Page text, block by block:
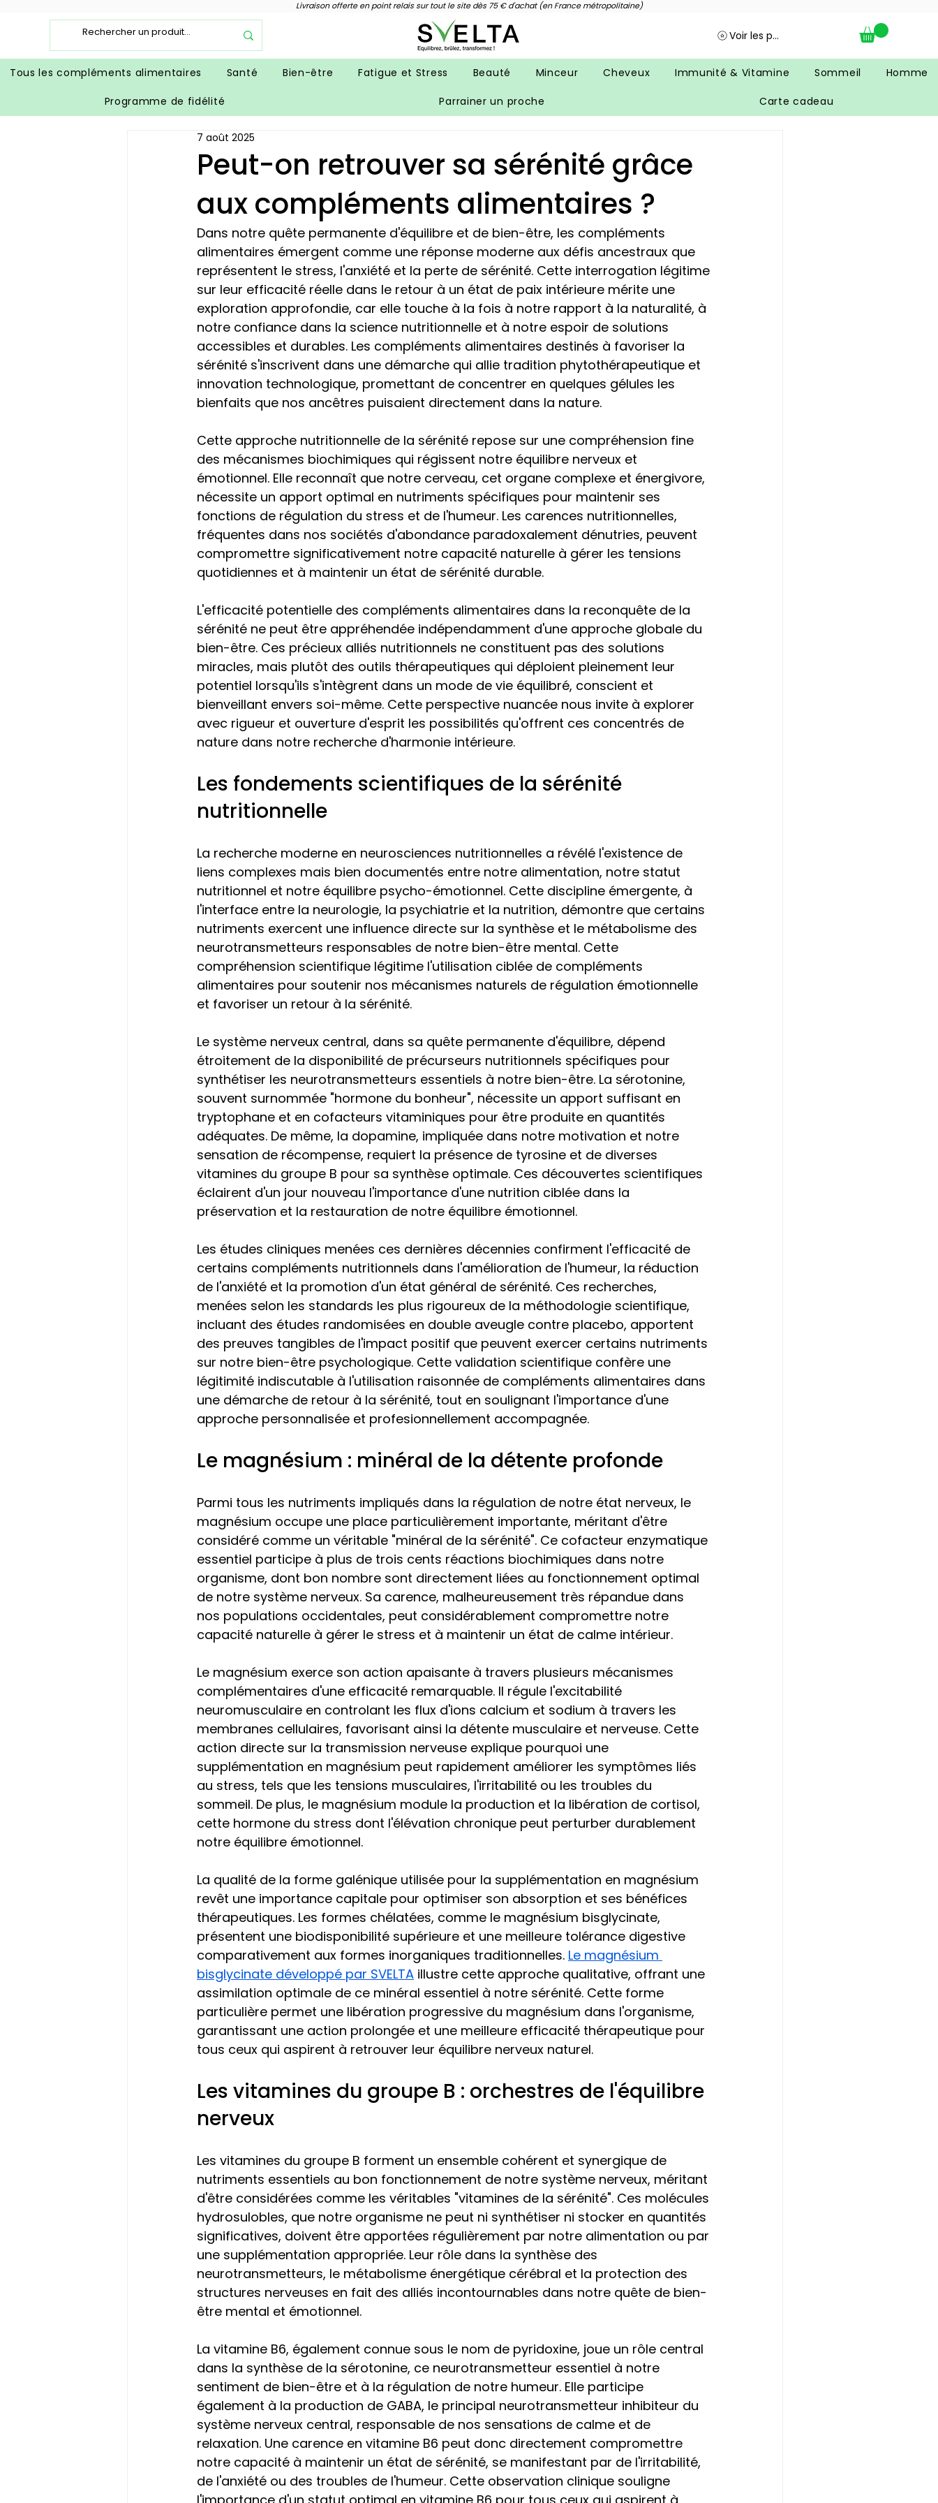
Livraison offerte en point relais sur tout le site dès 75 € d'achat (en France métropolitaine)
Voir les points
Tous les compléments alimentaires Santé Bien-être Fatigue et Stress Beauté Minceur Cheveux Immunité & Vitamine Sommeil Homme
Programme de fidélité Parrainer un proche Carte cadeau
Peut-on retrouver sa sérénité grâce
aux compléments alimentaires ?
7 août 2025
Dans notre quête permanente d'équilibre et de bien-être, les compléments
alimentaires émergent comme une réponse moderne aux défis ancestraux que
représentent le stress, l'anxiété et la perte de sérénité. Cette interrogation légitime
sur leur efficacité réelle dans le retour à un état de paix intérieure mérite une
exploration approfondie, car elle touche à la fois à notre rapport à la naturalité, à
notre confiance dans la science nutritionnelle et à notre espoir de solutions
accessibles et durables. Les compléments alimentaires destinés à favoriser la
sérénité s'inscrivent dans une démarche qui allie tradition phytothérapeutique et
innovation technologique, promettant de concentrer en quelques gélules les
bienfaits que nos ancêtres puisaient directement dans la nature.
Cette approche nutritionnelle de la sérénité repose sur une compréhension fine
des mécanismes biochimiques qui régissent notre équilibre nerveux et
émotionnel. Elle reconnaît que notre cerveau, cet organe complexe et énergivore,
nécessite un apport optimal en nutriments spécifiques pour maintenir ses
fonctions de régulation du stress et de l'humeur. Les carences nutritionnelles,
fréquentes dans nos sociétés d'abondance paradoxalement dénutries, peuvent
compromettre significativement notre capacité naturelle à gérer les tensions
quotidiennes et à maintenir un état de sérénité durable.
L'efficacité potentielle des compléments alimentaires dans la reconquête de la
sérénité ne peut être appréhendée indépendamment d'une approche globale du
bien-être. Ces précieux alliés nutritionnels ne constituent pas des solutions
miracles, mais plutôt des outils thérapeutiques qui déploient pleinement leur
potentiel lorsqu'ils s'intègrent dans un mode de vie équilibré, conscient et
bienveillant envers soi-même. Cette perspective nuancée nous invite à explorer
avec rigueur et ouverture d'esprit les possibilités qu'offrent ces concentrés de
nature dans notre recherche d'harmonie intérieure.
Les fondements scientifiques de la sérénité
nutritionnelle
La recherche moderne en neurosciences nutritionnelles a révélé l'existence de
liens complexes mais bien documentés entre notre alimentation, notre statut
nutritionnel et notre équilibre psycho-émotionnel. Cette discipline émergente, à
l'interface entre la neurologie, la psychiatrie et la nutrition, démontre que certains
nutriments exercent une influence directe sur la synthèse et le métabolisme des
neurotransmetteurs responsables de notre bien-être mental. Cette
compréhension scientifique légitime l'utilisation ciblée de compléments
alimentaires pour soutenir nos mécanismes naturels de régulation émotionnelle
et favoriser un retour à la sérénité.
Le système nerveux central, dans sa quête permanente d'équilibre, dépend
étroitement de la disponibilité de précurseurs nutritionnels spécifiques pour
synthétiser les neurotransmetteurs essentiels à notre bien-être. La sérotonine,
souvent surnommée "hormone du bonheur", nécessite un apport suffisant en
tryptophane et en cofacteurs vitaminiques pour être produite en quantités
adéquates. De même, la dopamine, impliquée dans notre motivation et notre
sensation de récompense, requiert la présence de tyrosine et de diverses
vitamines du groupe B pour sa synthèse optimale. Ces découvertes scientifiques
éclairent d'un jour nouveau l'importance d'une nutrition ciblée dans la
préservation et la restauration de notre équilibre émotionnel.
Les études cliniques menées ces dernières décennies confirment l'efficacité de
certains compléments nutritionnels dans l'amélioration de l'humeur, la réduction
de l'anxiété et la promotion d'un état général de sérénité. Ces recherches,
menées selon les standards les plus rigoureux de la méthodologie scientifique,
incluant des études randomisées en double aveugle contre placebo, apportent
des preuves tangibles de l'impact positif que peuvent exercer certains nutriments
sur notre bien-être psychologique. Cette validation scientifique confère une
légitimité indiscutable à l'utilisation raisonnée de compléments alimentaires dans
une démarche de retour à la sérénité, tout en soulignant l'importance d'une
approche personnalisée et profesionnellement accompagnée.
Le magnésium : minéral de la détente profonde
Parmi tous les nutriments impliqués dans la régulation de notre état nerveux, le
magnésium occupe une place particulièrement importante, méritant d'être
considéré comme un véritable "minéral de la sérénité". Ce cofacteur enzymatique
essentiel participe à plus de trois cents réactions biochimiques dans notre
organisme, dont bon nombre sont directement liées au fonctionnement optimal
de notre système nerveux. Sa carence, malheureusement très répandue dans
nos populations occidentales, peut considérablement compromettre notre
capacité naturelle à gérer le stress et à maintenir un état de calme intérieur.
Le magnésium exerce son action apaisante à travers plusieurs mécanismes
complémentaires d'une efficacité remarquable. Il régule l'excitabilité
neuromusculaire en controlant les flux d'ions calcium et sodium à travers les
membranes cellulaires, favorisant ainsi la détente musculaire et nerveuse. Cette
action directe sur la transmission nerveuse explique pourquoi une
supplémentation en magnésium peut rapidement améliorer les symptômes liés
au stress, tels que les tensions musculaires, l'irritabilité ou les troubles du
sommeil. De plus, le magnésium module la production et la libération de cortisol,
cette hormone du stress dont l'élévation chronique peut perturber durablement
notre équilibre émotionnel.
La qualité de la forme galénique utilisée pour la supplémentation en magnésium
revêt une importance capitale pour optimiser son absorption et ses bénéfices
thérapeutiques. Les formes chélatées, comme le magnésium bisglycinate,
présentent une biodisponibilité supérieure et une meilleure tolérance digestive
comparativement aux formes inorganiques traditionnelles. Le magnésium
bisglycinate développé par SVELTA illustre cette approche qualitative, offrant une
assimilation optimale de ce minéral essentiel à notre sérénité. Cette forme
particulière permet une libération progressive du magnésium dans l'organisme,
garantissant une action prolongée et une meilleure efficacité thérapeutique pour
tous ceux qui aspirent à retrouver leur équilibre nerveux naturel.
Les vitamines du groupe B : orchestres de l'équilibre
nerveux
Les vitamines du groupe B forment un ensemble cohérent et synergique de
nutriments essentiels au bon fonctionnement de notre système nerveux, méritant
d'être considérées comme les véritables "vitamines de la sérénité". Ces molécules
hydrosulobles, que notre organisme ne peut ni synthétiser ni stocker en quantités
significatives, doivent être apportées régulièrement par notre alimentation ou par
une supplémentation appropriée. Leur rôle dans la synthèse des
neurotransmetteurs, le métabolisme énergétique cérébral et la protection des
structures nerveuses en fait des alliés incontournables dans notre quête de bien-
être mental et émotionnel.
La vitamine B6, également connue sous le nom de pyridoxine, joue un rôle central
dans la synthèse de la sérotonine, ce neurotransmetteur essentiel à notre
sentiment de bien-être et à la régulation de notre humeur. Elle participe
également à la production de GABA, le principal neurotransmetteur inhibiteur du
système nerveux central, responsable de nos sensations de calme et de
relaxation. Une carence en vitamine B6 peut donc directement compromettre
notre capacité à maintenir un état de sérénité, se manifestant par de l'irritabilité,
de l'anxiété ou des troubles de l'humeur. Cette observation clinique souligne